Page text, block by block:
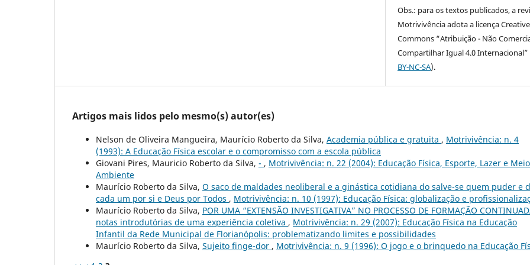
Obs.: para os textos publicados, a
Motrivivência adota a licença Creative
Commons “Atribuição - Não
Compartilhar Igual 4.0 Internacional”
BY-NC-SA).
Artigos mais lidos pelo mesmo(s) autor(es)
Nelson de Oliveira Mangueira, Maurício Roberto da Silva, Academia pública e gratuita , Motrivivência: n. 4
(1993): A Educação Física escolar e o compromisso com a escola pública
Giovani Pires, Mauricio Roberto da Silva, - , Motrivivência: n. 22 (2004): Educação Física, Esporte, Lazer e Meio
Ambiente
Maurício Roberto da Silva, O saco de maldades neoliberal e a ginástica cotidiana do salve-se quem puder e
cada um por si e Deus por Todos , Motrivivência: n. 10 (1997): Educação Física: globalização e
Maurício Roberto da Silva, POR UMA “EXTENSÃO INVESTIGATIVA” NO PROCESSO DE FORMAÇÃO
notas introdutórias de uma experiência coletiva , Motrivivência: n. 29 (2007): Educação Física na Educação
Infantil da Rede Municipal de Florianópolis: problematizando limites e possibilidades
Maurício Roberto da Silva, Sujeito finge-dor , Motrivivência: n. 9 (1996): O jogo e o brinquedo na Educação